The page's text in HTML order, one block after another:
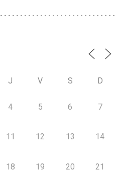
J V S D
4 5 6 7
11 12 13 14
18 19 20 21